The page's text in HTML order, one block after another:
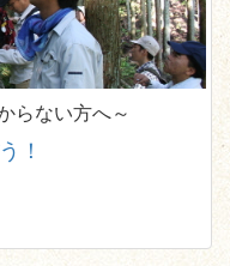
らない方へ～
！